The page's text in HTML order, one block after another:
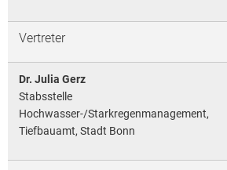
Vertreter
Dr. Julia Gerz
Stabsstelle
Hochwasser-/Starkregenmanagement,
Tiefbauamt, Stadt Bonn